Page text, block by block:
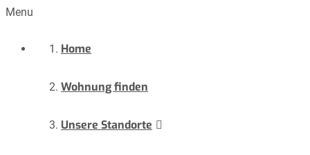
Menu
Home
Wohnung finden
Unsere Standorte